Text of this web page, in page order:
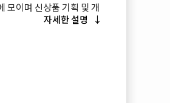
모이며 신상품 기획 및 개
구축하고 새로운 트렌드를
자세한 설명